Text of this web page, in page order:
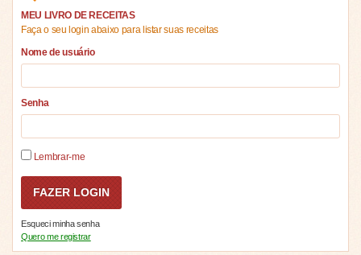
MEU LIVRO DE RECEITAS
Faça o seu login abaixo para listar suas receitas
Nome de usuário
Senha
Lembrar-me
Esqueci minha senha
Quero me registrar